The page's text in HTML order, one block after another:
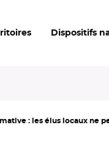
Dispositifs
: les élus locaux ne